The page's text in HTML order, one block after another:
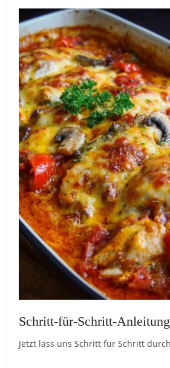
Schritt-für-Schritt-Anleitung
Jetzt lass uns Schritt für Schritt